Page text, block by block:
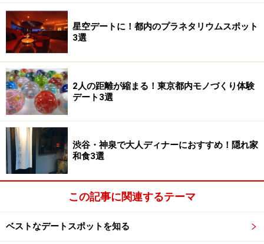
■報国寺
住所：神奈川県鎌倉市浄明寺2-7-4
TEL：0467-22-0762
料金：拝観料＝200円、竹の庭の茶席の抹茶＝500円（お
菓子付き）
開門時間：9:00～16:00
定休日：12月29日～1月3日
アクセス：各線「鎌倉」駅よりバス「太刀洗」または
「金沢八景」、「ハイランド」行き「浄明寺」下車、徒
次は、四季と建築の美しさを堪能できる鎌倉のシンボル
星空デートに！都内のプラネタリウムスポット
3選
2人の距離が縮まる！東京都内モノづくり体験
デート3選
渋谷・神泉で大人ディナーにおすすめ！隠れ家
和食3選
この記事に関連するテーマ
ベストなデートスポットを知る